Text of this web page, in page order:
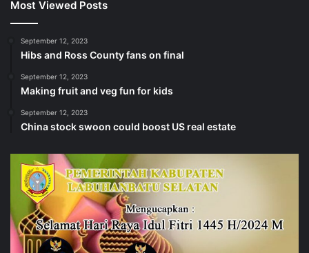
Most Viewed Posts
September 12, 2023
Hibs and Ross County fans on final
September 12, 2023
Making fruit and veg fun for kids
September 12, 2023
China stock swoon could boost US real estate